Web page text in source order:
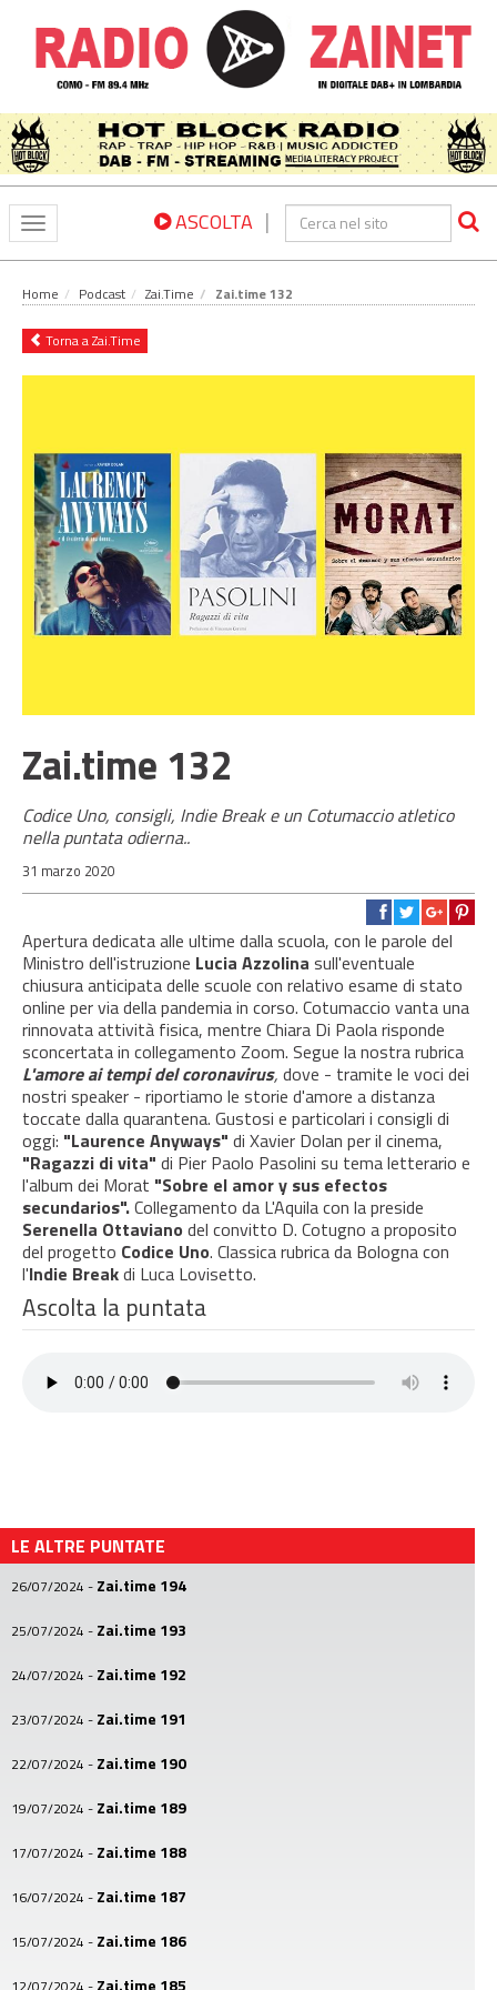
Toggle
navigation
ASCOLTA |
Home Podcast Zai.Time Zai.time 132
Torna a Zai.Time
Zai.time 132
Codice Uno, consigli, Indie Break e un Cotumaccio atletico
nella puntata odierna..
31 marzo 2020
Apertura dedicata alle ultime dalla scuola, con le parole del
Ministro dell'istruzione Lucia Azzolina sull'eventuale
chiusura anticipata delle scuole con relativo esame di stato
online per via della pandemia in corso. Cotumaccio vanta una
rinnovata attività fisica, mentre Chiara Di Paola risponde
sconcertata in collegamento Zoom. Segue la nostra rubrica
L'amore ai tempi del coronavirus, dove - tramite le voci dei
nostri speaker - riportiamo le storie d'amore a distanza
toccate dalla quarantena. Gustosi e particolari i consigli di
oggi: "Laurence Anyways" di Xavier Dolan per il cinema,
"Ragazzi di vita" di Pier Paolo Pasolini su tema letterario e
l'album dei Morat "Sobre el amor y sus efectos
secundarios".Collegamento da L'Aquila con la preside
Serenella Ottaviano del convitto D. Cotugno a proposito
del progetto Codice Uno. Classica rubrica da Bologna con
l'Indie Breakdi Luca Lovisetto.
Ascolta la puntata
LE ALTRE PUNTATE
26/07/2024 - Zai.time 194
25/07/2024 - Zai.time 193
24/07/2024 - Zai.time 192
23/07/2024 - Zai.time 191
22/07/2024 - Zai.time 190
19/07/2024 - Zai.time 189
17/07/2024 - Zai.time 188
16/07/2024 - Zai.time 187
15/07/2024 - Zai.time 186